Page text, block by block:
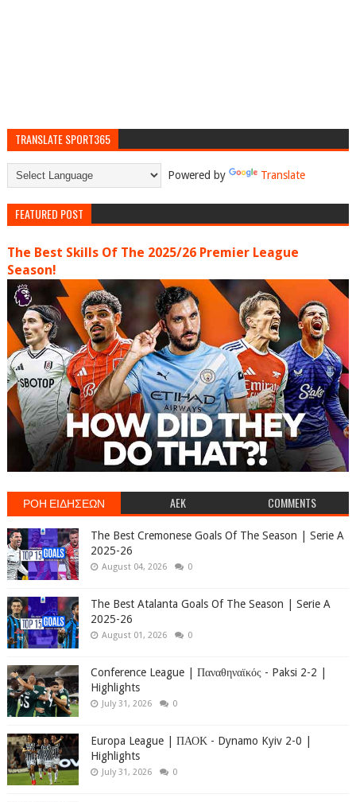
TRANSLATE SPORT365
Powered by Translate
FEATURED POST
The Best Skills Of The 2025/26 Premier League
Season!
ΡΟΗ ΕΙΔΗΣΕΩΝ AEK COMMENTS
The Best Cremonese Goals Of The Season | Serie A
2025-26
August 04, 2026 0
The Best Atalanta Goals Of The Season | Serie A
2025-26
August 01, 2026 0
Conference League | Παναθηναϊκός - Paksi 2-2 |
Highlights
July 31, 2026 0
Europa League | ΠΑΟΚ - Dynamo Kyiv 2-0 |
Highlights
July 31, 2026 0